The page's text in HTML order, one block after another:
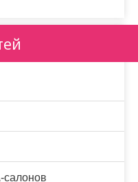
салонов